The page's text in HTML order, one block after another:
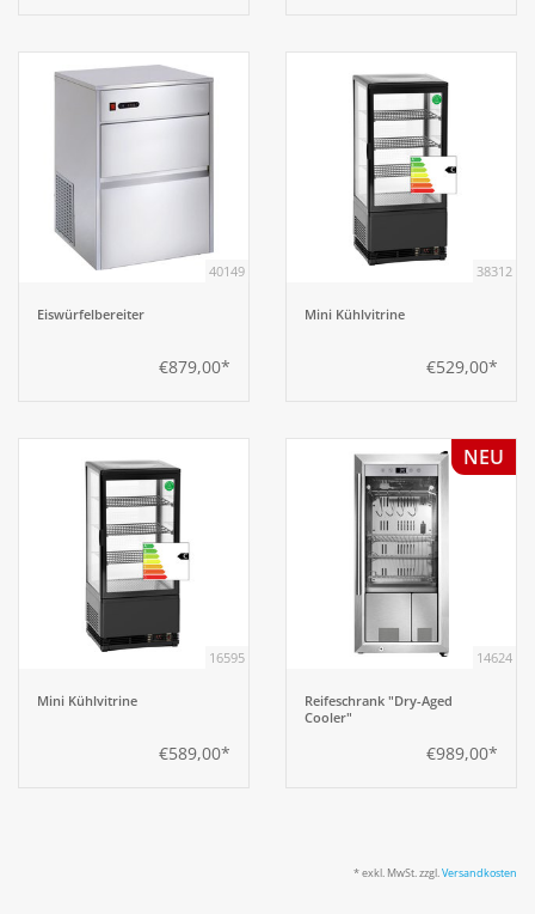
40149
Eiswürfelbereiter
€879,00*
38312
Mini Kühlvitrine
€529,00*
16595
Mini Kühlvitrine
€589,00*
NEU
14624
Reifeschrank "Dry-Aged
Cooler"
€989,00*
* exkl. MwSt. zzgl.Versandkosten